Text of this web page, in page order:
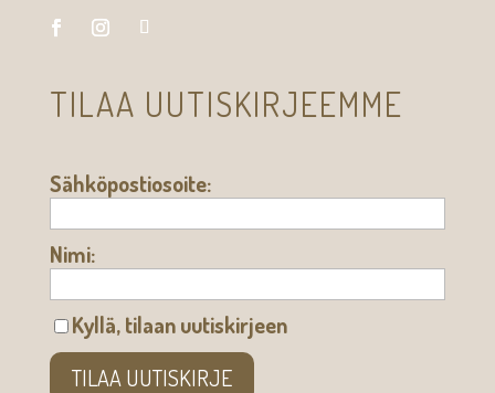
TILAA UUTISKIRJEEMME
Sähköpostiosoite:
Nimi:
Kyllä, tilaan uutiskirjeen